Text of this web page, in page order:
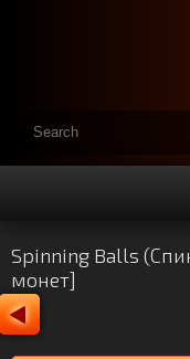
Spinning Balls
монет]